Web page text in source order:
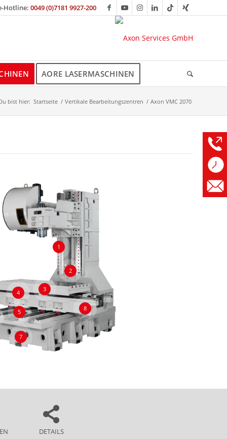
Hotline: 0049 (0)7181 9927-200
AORE LASERMASCHINEN
bist hier: Startseite / Vertikale Bearbeitungszentren / Axon VMC 2070
1
2
3
4
5
7
8
DETAILS